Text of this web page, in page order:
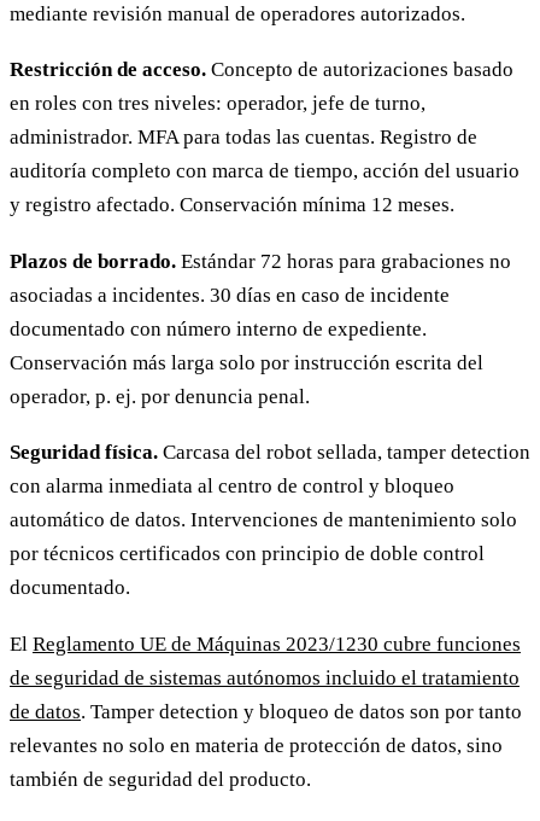
mediante revisión manual de operadores autorizados.
Restricción de acceso. Concepto de autorizaciones basado
en roles con tres niveles: operador, jefe de turno,
administrador. MFA para todas las cuentas. Registro de
auditoría completo con marca de tiempo, acción del usuario
y registro afectado. Conservación mínima 12 meses.
Plazos de borrado. Estándar 72 horas para grabaciones no
asociadas a incidentes. 30 días en caso de incidente
documentado con número interno de expediente.
Conservación más larga solo por instrucción escrita del
operador, p. ej. por denuncia penal.
Seguridad física. Carcasa del robot sellada, tamper detection
con alarma inmediata al centro de control y bloqueo
automático de datos. Intervenciones de mantenimiento solo
por técnicos certificados con principio de doble control
documentado.
El Reglamento UE de Máquinas 2023/1230 cubre funciones
de seguridad de sistemas autónomos incluido el tratamiento
de datos. Tamper detection y bloqueo de datos son por tanto
relevantes no solo en materia de protección de datos, sino
también de seguridad del producto.